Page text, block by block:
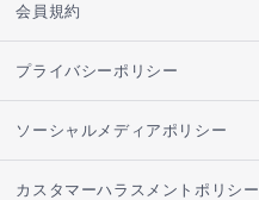
会員規約
プライバシーポリシー
ソーシャルメディアポリシー
カスタマーハラスメントポリシー